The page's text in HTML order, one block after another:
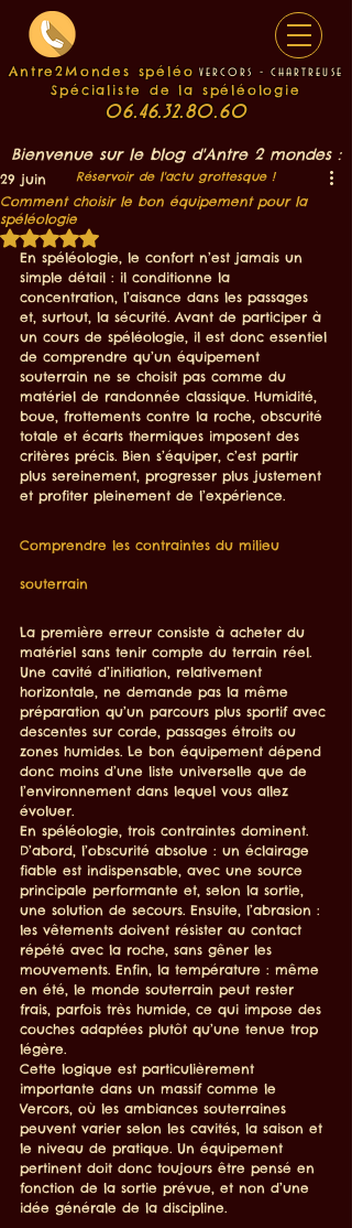
Antre2Mondes spéléo vercors - chartreuse
Spécialiste de la spéléologie
06.46.32.80.60
Comment choisir le bon équipement pour la
spéléologie
29 juin
Noté NaN étoiles sur 5.
En spéléologie, le confort n’est jamais un
simple détail : il conditionne la
concentration, l’aisance dans les passages
et, surtout, la sécurité. Avant de participer à
un cours de spéléologie, il est donc essentiel
de comprendre qu’un équipement
souterrain ne se choisit pas comme du
matériel de randonnée classique. Humidité,
boue, frottements contre la roche, obscurité
totale et écarts thermiques imposent des
critères précis. Bien s’équiper, c’est partir
plus sereinement, progresser plus justement
et profiter pleinement de l’expérience.
Comprendre les contraintes du milieu
souterrain
La première erreur consiste à acheter du
matériel sans tenir compte du terrain réel.
Une cavité d’initiation, relativement
horizontale, ne demande pas la même
préparation qu’un parcours plus sportif avec
descentes sur corde, passages étroits ou
zones humides. Le bon équipement dépend
donc moins d’une liste universelle que de
l’environnement dans lequel vous allez
évoluer.
En spéléologie, trois contraintes dominent.
D’abord, l’obscurité absolue : un éclairage
fiable est indispensable, avec une source
principale performante et, selon la sortie,
une solution de secours. Ensuite, l’abrasion :
les vêtements doivent résister au contact
répété avec la roche, sans gêner les
mouvements. Enfin, la température : même
en été, le monde souterrain peut rester
frais, parfois très humide, ce qui impose des
couches adaptées plutôt qu’une tenue trop
légère.
Cette logique est particulièrement
importante dans un massif comme le
Vercors, où les ambiances souterraines
peuvent varier selon les cavités, la saison et
le niveau de pratique. Un équipement
pertinent doit donc toujours être pensé en
fonction de la sortie prévue, et non d’une
idée générale de la discipline.
Bienvenue sur le blog d'Antre 2 mondes :
Réservoir de l'actu grottesque !